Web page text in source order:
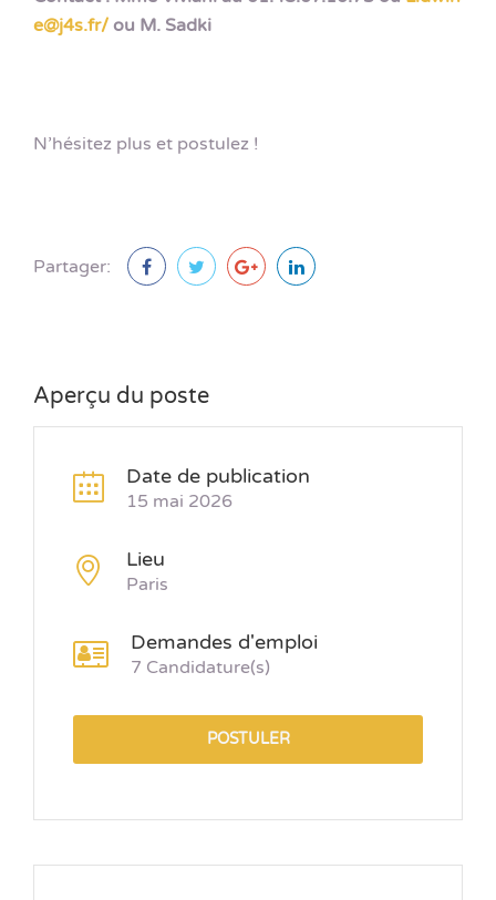
e@j4s.fr/ ou M. Sadki
N’hésitez plus et postulez !
Partager:
Aperçu du poste
Date de publication
15 mai 2026
Lieu
Paris
Demandes d'emploi
7 Candidature(s)
POSTULER